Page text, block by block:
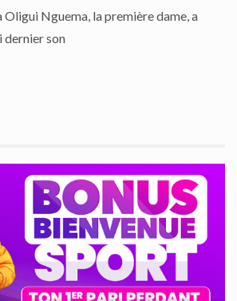
Nguema, la première dame, a
dernier son